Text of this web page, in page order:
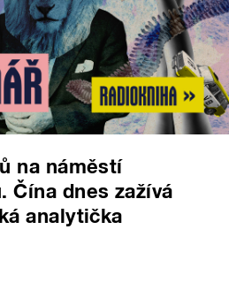
na náměstí
Čína dnes zažívá
analytička